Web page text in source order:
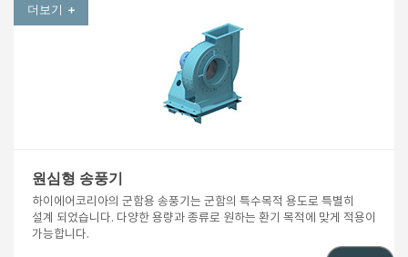
원심형 송풍기
하이에어코리아의 군함용 송풍기는 군함의 특수목적 용도로 특별히
설계 되었습니다. 다양한 용량과 종류로 원하는 환기 목적에 맞게 적용이
가능합니다.
더보기